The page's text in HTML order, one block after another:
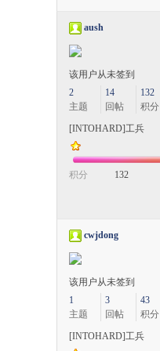
aush
该用户从未签到
2
主题
14
回帖
132
积分
[INTOHARD]工兵
积分 132
cwjdong
该用户从未签到
1
主题
3
回帖
43
积分
[INTOHARD]工兵